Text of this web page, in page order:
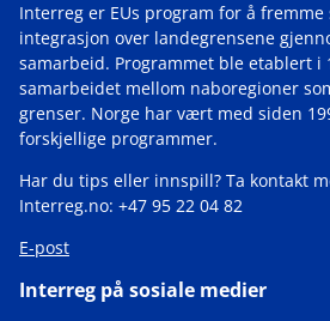
Interreg er EUs program for å fremme
integrasjon over landegrensene
samarbeid. Programmet ble etablert i
samarbeidet mellom naboregioner
grenser. Norge har vært med siden
forskjellige programmer.
Har du tips eller innspill? Ta kontakt
Interreg.no: +47 95 22 04 82
E-post
Interreg på sosiale medier